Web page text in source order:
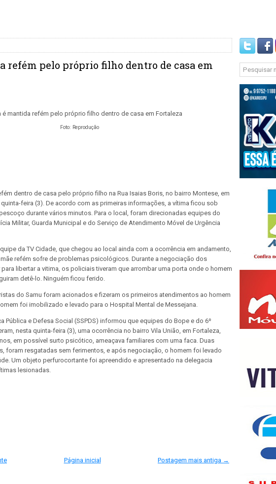
refém pelo próprio filho dentro de casa em
Foto: Reprodução
dentro de casa pelo próprio filho na Rua Isaias Boris, no bairro Montese, em
feira (3). De acordo com as primeiras informações, a vítima ficou sob
durante vários minutos. Para o local, foram direcionadas equipes do
Militar, Guarda Municipal e do Serviço de Atendimento Móvel de Urgência
da TV Cidade, que chegou ao local ainda com a ocorrência em andamento,
refém sofre de problemas psicológicos. Durante a negociação dos
libertar a vitima, os policiais tiveram que arrombar uma porta onde o homem
detê-lo. Ninguém ficou ferido.
do Samu foram acionados e fizeram os primeiros atendimentos ao homem
foi imobilizado e levado para o Hospital Mental de Messejana.
Pública e Defesa Social (SSPDS) informou que equipes do Bope e do 6º
nesta quinta-feira (3), uma ocorrência no bairro Vila União, em Fortaleza,
em possível surto psicótico, ameaçava familiares com uma faca. Duas
foram resgatadas sem ferimentos, e após negociação, o homem foi levado
Um objeto perfurocortante foi apreendido e apresentado na delegacia
lesionadas.
Postagem mais antiga →
Página inicial